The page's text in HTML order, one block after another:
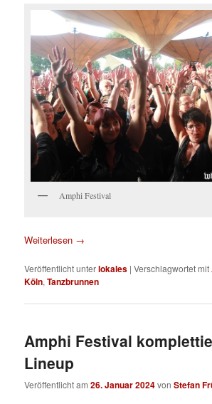
Amphi Festival
Weiterlesen →
Veröffentlicht unterlokales |Verschlagwortet mit
Köln,Tanzbrunnen
Amphi Festival
Lineup
Veröffentlicht am26. Januar 2024vonStefan